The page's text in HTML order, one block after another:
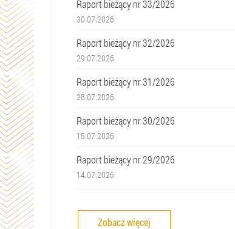
Raport bieżący nr 33/2026
30.07.2026
Raport bieżący nr 32/2026
29.07.2026
Raport bieżący nr 31/2026
28.07.2026
Raport bieżący nr 30/2026
15.07.2026
Raport bieżący nr 29/2026
14.07.2026
Zobacz więcej